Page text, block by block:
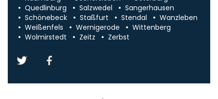
Quedlinburg
Salzwedel
Sangerhausen
Schönebeck
Staßfurt Stendal
Wanzleben
Weißenfels
Wernigerode
Wittenberg
Wolmirstedt
Zeitz Zerbst